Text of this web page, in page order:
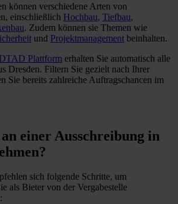
können verschiedene Arten von
einschließlich Hochbau, Tiefbau,
. Zudem können sie Themen wie
und Projektmanagement beinhalten.
DTAD Plattform erhalten Sie automatisch alle
Dresden. Filtern Sie gezielt nach Ihrer
Sie bereits zahlreiche Auftragschancen im
einer Ausschreibung in
sich folgende Schritte, um
als Bieter von der Vergabestelle